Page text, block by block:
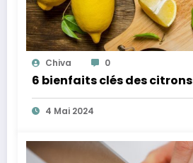
Chiva 0
6 bienfaits clés des citrons
4 Mai 2024